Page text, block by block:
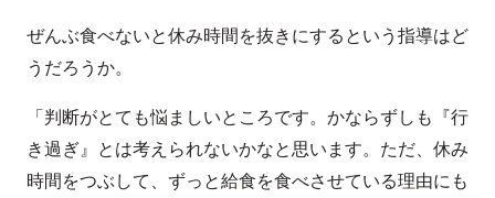
ぜんぶ食べないと休み時間を抜きにするという指導はど
うだろうか。
「判断がとても悩ましいところです。かならずしも『行
き過ぎ』とは考えられないかなと思います。ただ、休み
時間をつぶして、ずっと給食を食べさせている理由にも